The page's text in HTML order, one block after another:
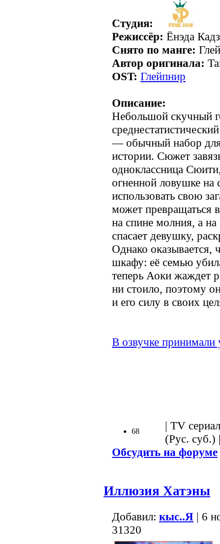
Студия:
Режиссёр: Ёнэда
Снято по манге:
Автор оригинала:
OST: Глейпнир
Описание:
Небольшой скучный
— обычный набор
истории. Сюжет
одноклассница
огненной ловушке
использовать свою
может превращаться
на спине молния, а
спасает девушку,
Однако оказывается,
шкафу: её семью
теперь Аоки жаждет
ни стоило, поэтому
и его силу в своих
В озвучке принимали
68
| TV
(Рус.
Обсудить на форуме
Иллюзия Хатэны
Добавил: кыс..Я | 6
31320